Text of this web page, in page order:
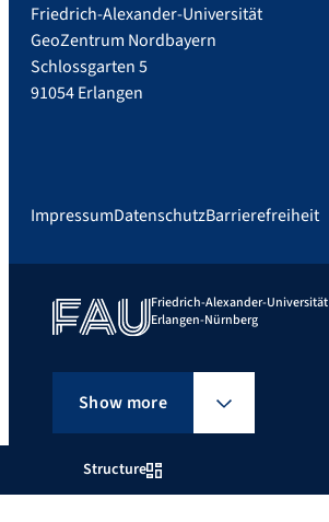
Structure
Friedrich-Alexander-Universität
GeoZentrum Nordbayern
Schlossgarten 5
91054 Erlangen
ImpressumDatenschutzBarrierefreiheit
Friedrich-Alexander-Universität
Erlangen-Nürnberg
Show more